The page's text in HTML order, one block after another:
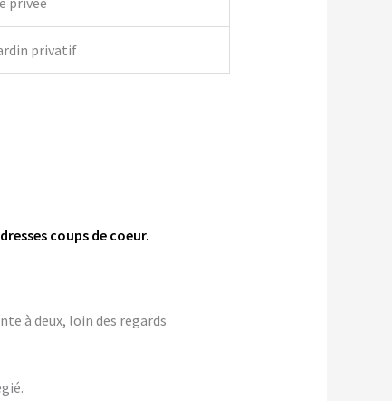
privatif
coups de coeur.
à deux, loin des regards